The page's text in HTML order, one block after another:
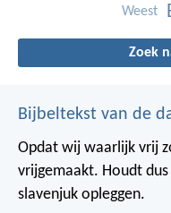
Weest
Zoek
Bijbeltekst van de
Opdat wij waarlijk vrij
vrijgemaakt. Houdt
slavenjuk opleggen.